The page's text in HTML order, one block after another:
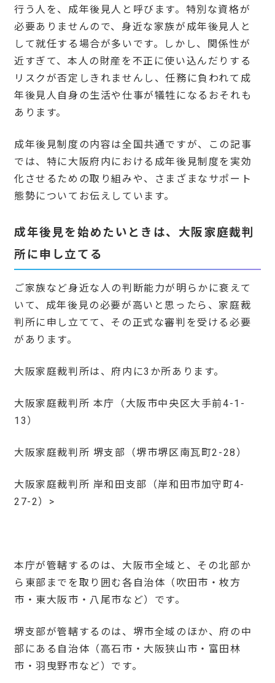
行う人を、成年後見人と呼びます。特別な資格が
必要ありませんので、身近な家族が成年後見人と
して就任する場合が多いです。しかし、関係性が
近すぎて、本人の財産を不正に使い込んだりする
リスクが否定しきれませんし、任務に負われて成
年後見人自身の生活や仕事が犠牲になるおそれも
あります。
成年後見制度の内容は全国共通ですが、この記事
では、特に大阪府内における成年後見制度を実効
化させるための取り組みや、さまざまなサポート
態勢についてお伝えしています。
成年後見を始めたいときは、大阪家庭裁判
所に申し立てる
ご家族など身近な人の判断能力が明らかに衰えて
いて、成年後見の必要が高いと思ったら、家庭裁
判所に申し立てて、その正式な審判を受ける必要
があります。
大阪家庭裁判所は、府内に3か所あります。
大阪家庭裁判所 本庁（大阪市中央区大手前4-1-
13）
大阪家庭裁判所 堺支部（堺市堺区南瓦町2-28）
大阪家庭裁判所 岸和田支部（岸和田市加守町4-
27-2）>
本庁が管轄するのは、大阪市全域と、その北部か
ら東部までを取り囲む各自治体（吹田市・枚方
市・東大阪市・八尾市など）です。
堺支部が管轄するのは、堺市全域のほか、府の中
部にある自治体（高石市・大阪狭山市・富田林
市・羽曳野市など）です。